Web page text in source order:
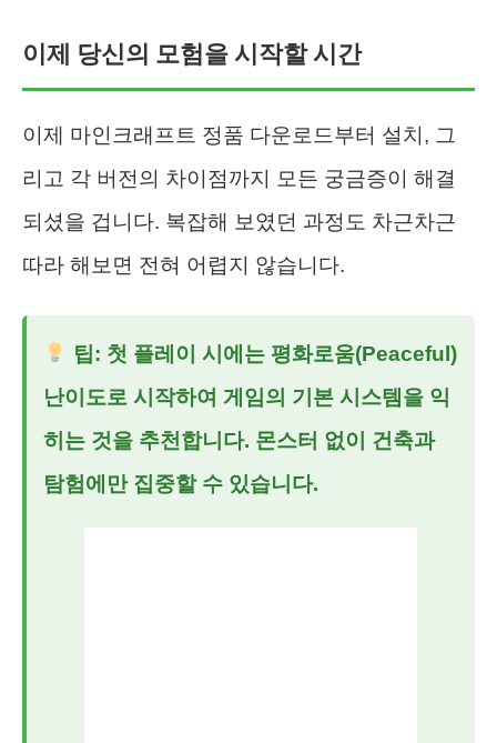
이제 당신의 모험을 시작할 시간
이제 마인크래프트 정품 다운로드부터 설치, 그
리고 각 버전의 차이점까지 모든 궁금증이 해결
되셨을 겁니다. 복잡해 보였던 과정도 차근차근
따라 해보면 전혀 어렵지 않습니다.
팁: 첫 플레이 시에는 평화로움(Peaceful)
난이도로 시작하여 게임의 기본 시스템을 익
히는 것을 추천합니다. 몬스터 없이 건축과
탐험에만 집중할 수 있습니다.